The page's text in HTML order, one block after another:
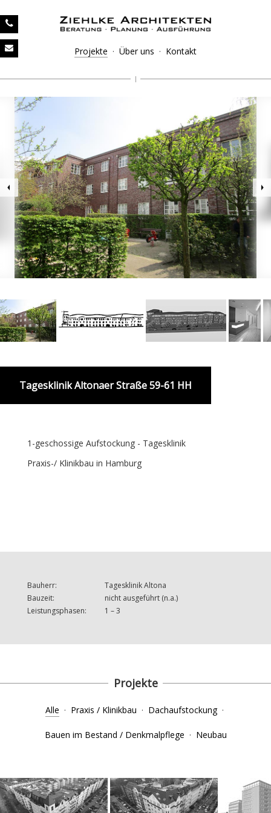
Projekte · Über uns · Kontakt
Tagesklinik Altonaer Straße 59-61 HH
1-geschossige Aufstockung - Tagesklinik
Praxis-/ Klinikbau in Hamburg
Bauherr:
Tagesklinik Altona
Bauzeit:
nicht ausgeführt (n.a.)
Leistungsphasen:
1 – 3
Projekte
Alle · Praxis / Klinikbau · Dachaufstockung ·
Bauen im Bestand / Denkmalpflege · Neubau